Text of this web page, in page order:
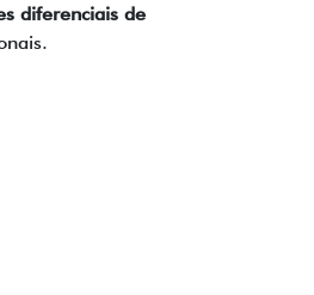
diferenciais de